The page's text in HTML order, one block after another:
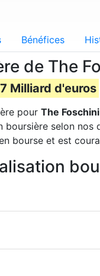
Bénéfices
de The
Milliard d'euros
pour The
selon
bourse et est